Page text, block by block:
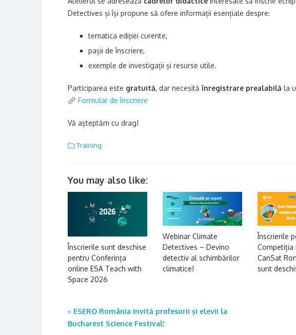
Detectives și își propune să ofere informații esențiale despre:
tematica ediției curente,
pașii de înscriere,
exemple de investigații și resurse utile.
Participarea este gratuită, dar necesităînregistrare prealabilă la
Formular de înscriere
Vă așteptăm cu drag!
Training
You may also like:
Înscrierile sunt deschise
pentru Conferința
online ESA Teach with
Space 2026
Webinar Climate
Detectives – Devino
detectiv al schimbărilor
climatice!
Înscrierile
Competiția
CanSat
sunt
Post
navigation
« ESERO România invită profesorii și elevii la
Bucharest Science Festival!